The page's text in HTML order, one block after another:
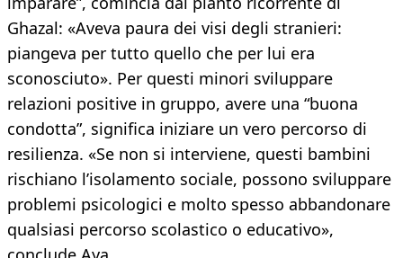
Ghazal: «Aveva paura dei visi degli stranieri:
piangeva per tutto quello che per lui era
sconosciuto». Per questi minori sviluppare
relazioni positive in gruppo, avere una “buona
condotta”, significa iniziare un vero percorso di
resilienza. «Se non si interviene, questi bambini
rischiano l’isolamento sociale, possono sviluppare
problemi psicologici e molto spesso abbandonare
qualsiasi percorso scolastico o educativo»,